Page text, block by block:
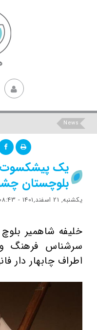
News
یک پیشکسوت
بلوچستان
یکشنبه, 21 اسفند,1401 - 08:43
خلیفه شاهمیر
سرشناس فرهنگ
اطراف چابهار دار